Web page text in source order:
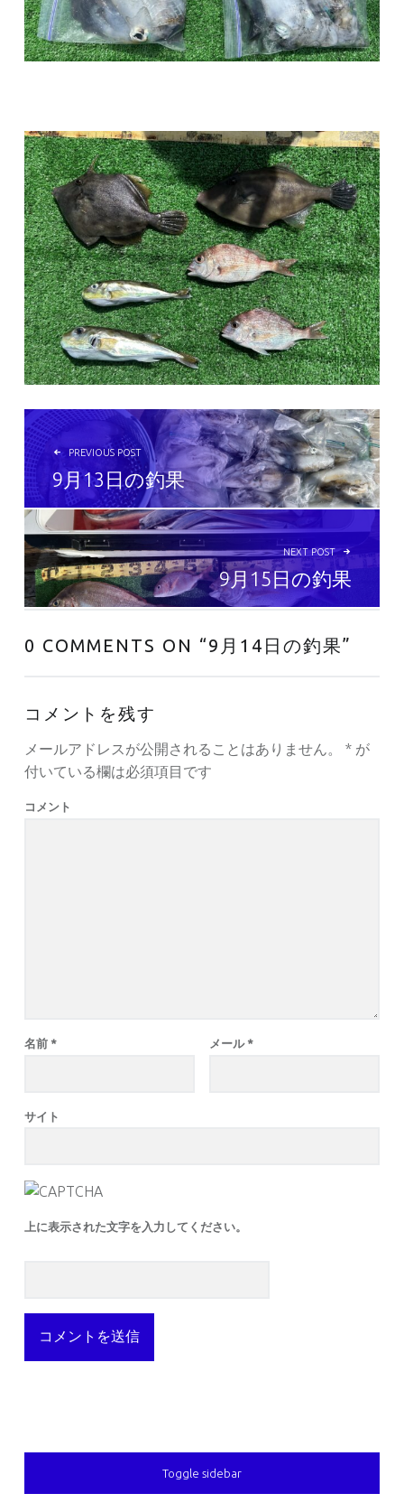
投稿ナビゲーション
PREVIOUS POST
9月13日の釣果
NEXT POST
9月15日の釣果
0 COMMENTS ON “9月14日の釣果”
コメントを残す
メールアドレスが公開されることはありません。 *が
付いている欄は必須項目です
コメント
名前 * メール *
サイト
上に表示された文字を入力してください。
SIDEBAR
Toggle sidebar